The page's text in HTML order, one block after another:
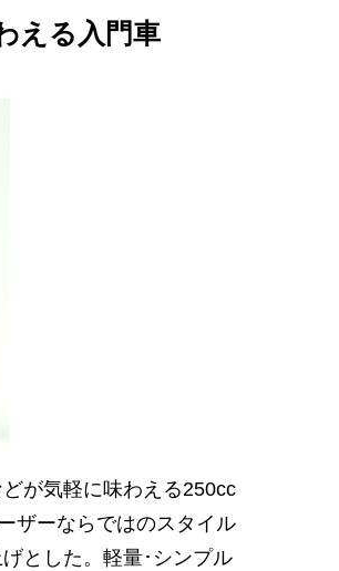
える入門車
が気軽に味わえる250cc
ザーならではのスタイル
とした。軽量･シンプル